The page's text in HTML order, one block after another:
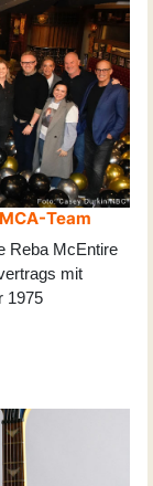
Team
Reba McEntire
mit
1975